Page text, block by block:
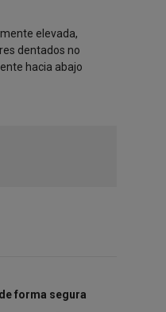
elevada,
dentados no
hacia abajo
forma segura